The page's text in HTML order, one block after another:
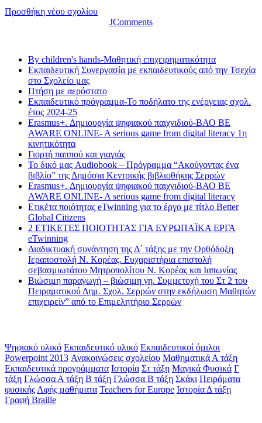
Προσθήκη νέου σχολίου
JComments
By children's hands-Μαθητική επιχειρηματικότητα
Εκπαιδευτική Συνεργασία με εκπαιδευτικούς από την Τσεχία
στο Σχολείο μας
Πτήση με αερόστατο
Εκπαιδευτικό πρόγραμμα-Το ποδήλατο της ενέργειας σχολ.
έτος 2024-25
Erasmus+. Δημιουργία ψηφιακού παιχνιδιού-ΒΑΟ BE
AWARE ONLINE- A serious game from digital literacy 1η
κινητικότητα
Γιορτή παππού και γιαγιάς
Το δικό μας Audiobook – Πρόγραμμα “Ακούγοντας ένα
βιβλίο” της Δημόσια Κεντρικής βιβλιοθήκης Σερρών
Erasmus+. Δημιουργία ψηφιακού παιχνιδιού-ΒΑΟ BE
AWARE ONLINE- A serious game from digital literacy
Ετικέτα ποιότητας eTwinning για το έργο με τίτλο Better
Global Citizens
2 ΕΤΙΚΕΤΕΣ ΠΟΙΟΤΗΤΑΣ ΓΙΑ ΕΥΡΩΠΑΪΚΑ ΕΡΓΑ
eTwinning
Διαδικτυακή συνάντηση της Δ΄ τάξης με την Ορθόδοξη
Ιεραποστολή Ν. Κορέας. Ευχαριστήρια επιστολή
σεβασμιωτάτου Μητροπολίτου Ν. Κορέας και Ιαπωνίας
Βιώσιμη παραγωγή – βιώσιμη γη. Συμμετοχή του Στ 2 του
Πειραματικού Δημ. Σχολ. Σερρών στην εκδήλωση Μαθητών
επιχειρείν” από το Επιμελητήριο Σερρών
Ψηφιακό υλικό Εκπαιδευτικό υλικό Εκπαιδευτικοί όμιλοι
Powerpoint 2013 Ανακοινώσεις σχολείου Μαθηματικά Α τάξη
Εκπαιδευτικά προγράμματα Ιστορία Στ τάξη Μαγικά Φυσικά Γ
τάξη Γλώσσα Α τάξη Β τάξη Γλώσσα Β τάξη Σκάκι Πειράματα
φυσικής Αφής μαθήματα Teachers for Europe Ιστορία Δ τάξη
Γραφή Braille